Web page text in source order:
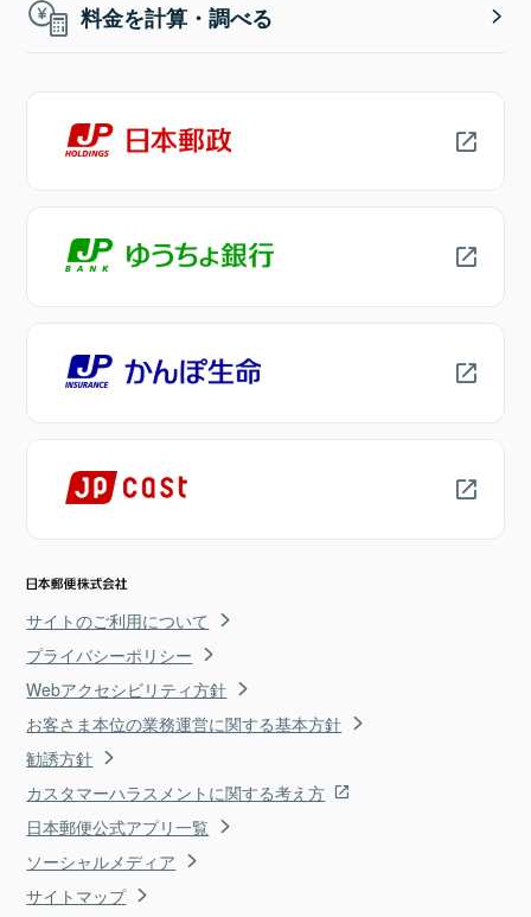
料金を計算・調べる
サイトのご利用について
プライバシーポリシー
Webアクセシビリティ方針
お客さま本位の業務運営に関する基本方針
勧誘方針
カスタマーハラスメントに関する考え方
日本郵便公式アプリ一覧
ソーシャルメディア
サイトマップ